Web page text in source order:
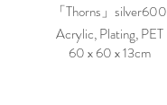
「Thorns」silver600
Acrylic, Plating, PET
60 x 60 x 13cm